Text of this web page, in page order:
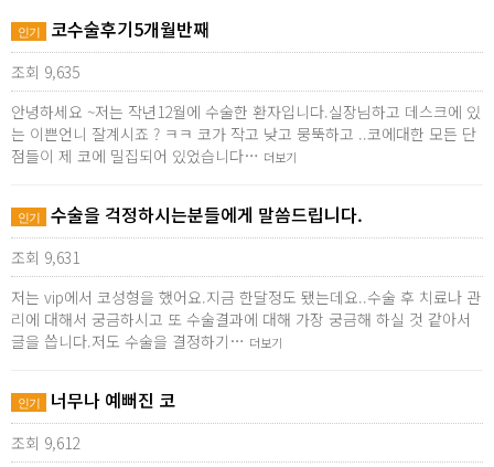
인기 코수술후기5개월반째
조회 9,635
안녕하세요 ~저는 작년12월에 수술한 환자입니다.실장님하고 데스크에 있
는 이쁜언니 잘계시죠 ? ㅋㅋ 코가 작고 낮고 뭉뚝하고 ..코에대한 모든 단
점들이 제 코에 밀집되어 있었습니다… 더보기
인기 수술을 걱정하시는분들에게 말씀드립니다.
조회 9,631
저는 vip에서 코성형을 했어요.지금 한달정도 됐는데요..수술 후 치료나 관
리에 대해서 궁금하시고 또 수술결과에 대해 가장 궁금해 하실 것 같아서
글을 씁니다.저도 수술을 결정하기… 더보기
인기 너무나 예뻐진 코
조회 9,612